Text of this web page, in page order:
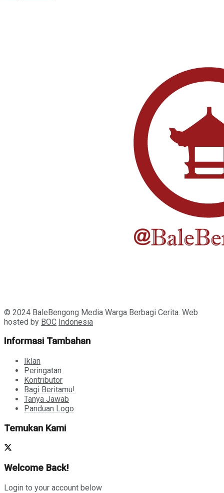
© 2024 BaleBengong Media Warga Berbagi Cerita. Web
hosted by BOC Indonesia
Informasi Tambahan
Iklan
Peringatan
Kontributor
Bagi Beritamu!
Tanya Jawab
Panduan Logo
Temukan Kami
Welcome Back!
Login to your account below